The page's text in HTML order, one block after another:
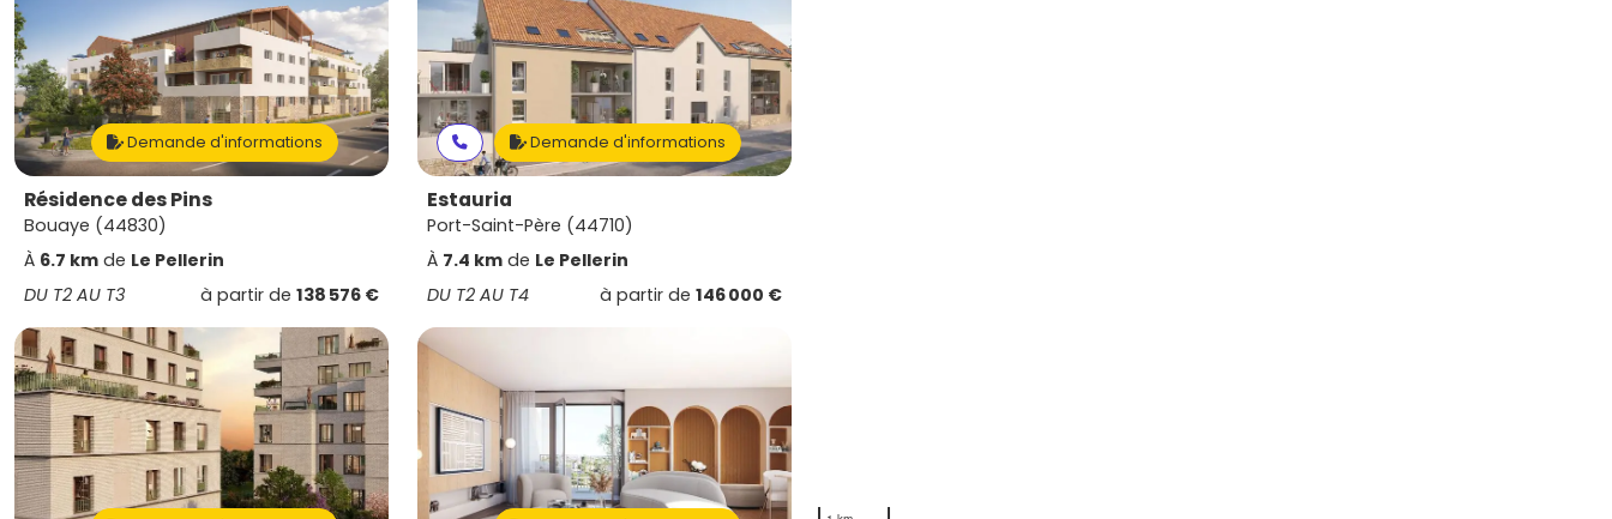
Demande d'informations
Résidence des Pins
Bouaye (44830)
À 6.7 km de Le Pellerin
DU T2 AU T3
à partir de 138 576 €
Demande d'informations
Estauria
Port-Saint-Père (44710)
À 7.4 km de Le Pellerin
DU T2 AU T4
à partir de 146 000 €